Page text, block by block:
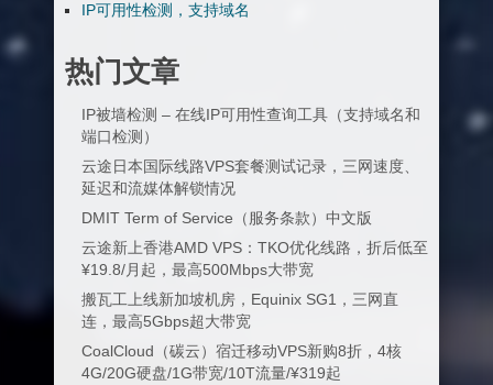
IP可用性检测，支持域名
热门文章
IP被墙检测 – 在线IP可用性查询工具（支持域名和
端口检测）
云途日本国际线路VPS套餐测试记录，三网速度、
延迟和流媒体解锁情况
DMIT Term of Service（服务条款）中文版
云途新上香港AMD VPS：TKO优化线路，折后低至
¥19.8/月起，最高500Mbps大带宽
搬瓦工上线新加坡机房，Equinix SG1，三网直
连，最高5Gbps超大带宽
CoalCloud（碳云）宿迁移动VPS新购8折，4核
4G/20G硬盘/1G带宽/10T流量/¥319起